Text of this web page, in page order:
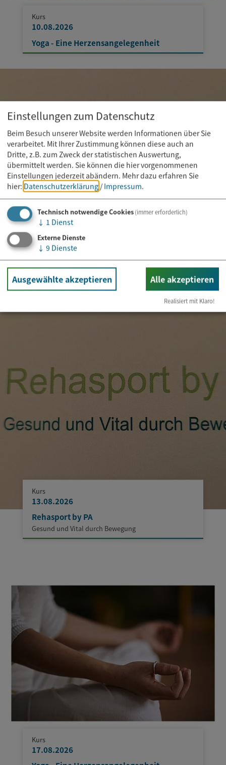
Kurs
10.08.2026
Yoga - Eine Herzensangelegenheit
Kurs
11.08.2026
Rehasport by PA
Gesund und Vital durch Bewegung
Kurs
13.08.2026
Rehasport by PA
Gesund und Vital durch Bewegung
Kurs
17.08.2026
Einstellungen zum Datenschutz
Beim Besuch unserer Website werden Informationen über Sie
verarbeitet. Mit Ihrer Zustimmung können diese auch an
Dritte, z.B. zum Zweck der statistischen Auswertung,
übermittelt werden. Sie können die hier vorgenommenen
Einstellungen jederzeit abändern. Mehr dazu erfahren Sie
hier: Datenschutzerklärung / Impressum.
Technisch notwendige Cookies(immer erforderlich)
↓ 1 Dienst
Externe Dienste
↓ 9 Dienste
Ausgewählte akzeptieren Alle akzeptieren
Realisiert mit Klaro!